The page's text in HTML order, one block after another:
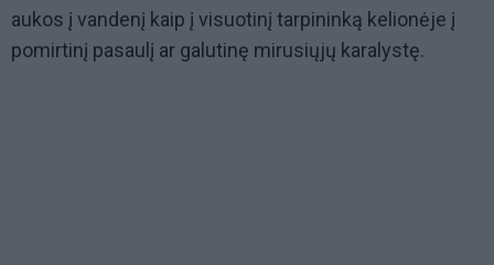
aukos į vandenį kaip į visuotinį tarpininką kelionėje į
pomirtinį pasaulį ar galutinę mirusiųjų karalystę.